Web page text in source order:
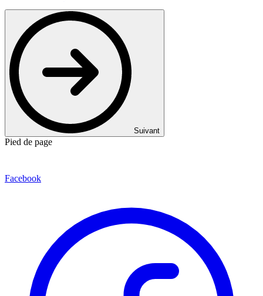
Suivant
Pied de page
Facebook